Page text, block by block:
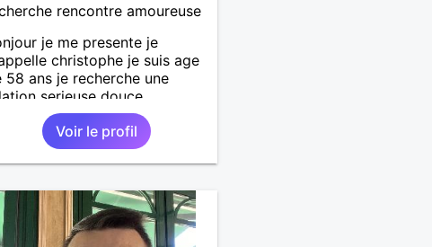
rencontre amoureuse
je me presente je
christophe je suis age
58 ans je recherche une
serieuse douce
et honnête je n'aime
les mensonges et les
je suis un homme
doux câlin et franc. PS
de l'équipe de l'OM je suis
département de la Nièvre 58
Voir le profil